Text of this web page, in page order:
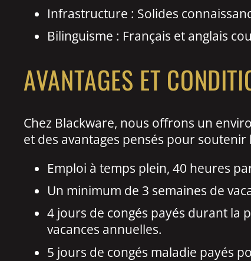
Infrastructure : Solides
Bilinguisme : Français et anglais
AVANTAGES ET
Chez Blackware, nous offrons un
et des avantages pensés pour
Emploi à temps plein, 40 heures
Un minimum de 3 semaines de
4 jours de congés payés durant la
vacances annuelles.
5 jours de congés maladie payés